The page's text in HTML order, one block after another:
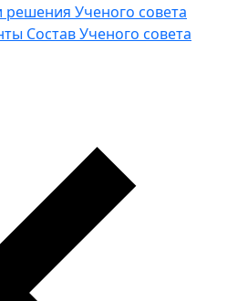
Ученого совета
Состав Ученого совета